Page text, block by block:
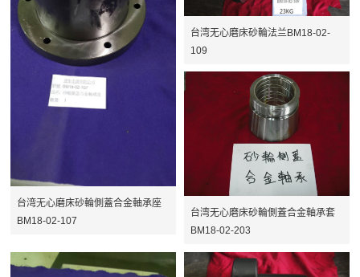
台湾无心磨床砂輪側蓋合金軸承座
BM18-02-107
台湾无心磨床砂輪法兰BM18-02-
109
台湾无心磨床砂輪側蓋合金軸承套
BM18-02-203